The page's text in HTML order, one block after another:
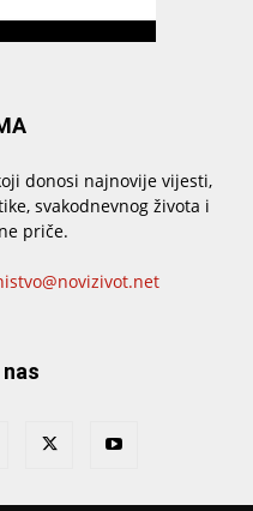
donosi najnovije vijesti,
svakodnevnog života i
priče.